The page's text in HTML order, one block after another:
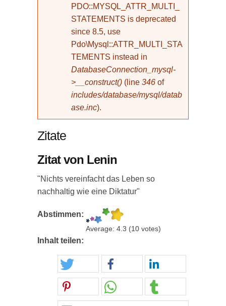
PDO::MYSQL_ATTR_MULTI_
STATEMENTS is deprecated
since 8.5, use
Pdo\Mysql::ATTR_MULTI_STA
TEMENTS instead in
DatabaseConnection_mysql-
>__construct() (line 346 of
includes/database/mysql/datab
ase.inc).
Zitate
Zitat von Lenin
"Nichts vereinfacht das Leben so
nachhaltig wie eine Diktatur"
Abstimmen:
Average: 4.3 (10 votes)
Inhalt teilen: